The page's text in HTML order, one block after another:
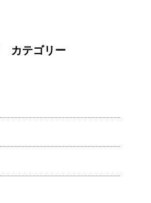
カテゴリー